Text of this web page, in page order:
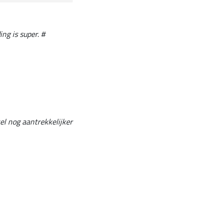
is super. #
nog aantrekkelijker